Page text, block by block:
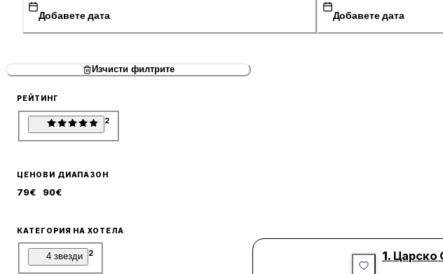
Добавете дата Добавете дата
Изчисти филтрите
РЕЙТИНГ
2
ЦЕНОВИ ДИАПАЗОН
79€ 90€
КАТЕГОРИЯ НА ХОТЕЛА
4 звезди 2 1. Царско